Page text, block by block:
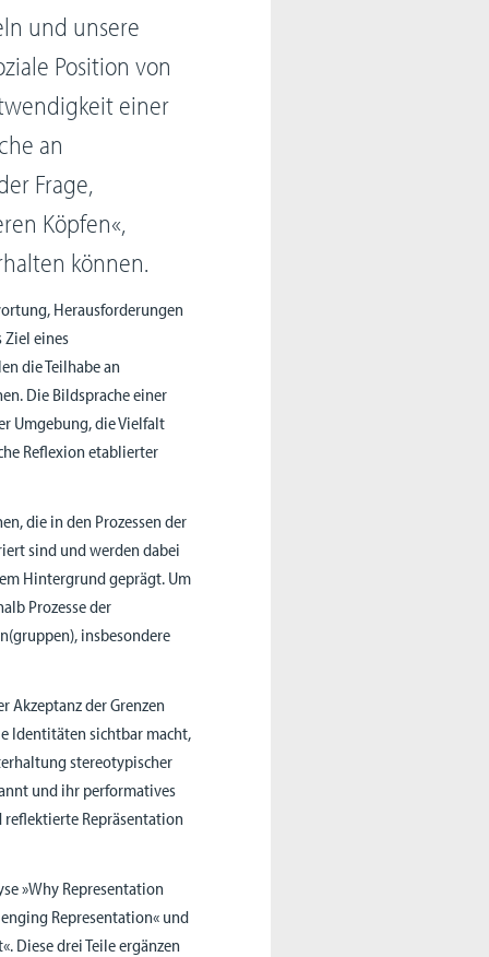
und unsere
Position von
einer
an
Frage,
Köpfen«,
können.
Herausforderungen
Ziel eines
die Teilhabe an
Die Bildsprache einer
Umgebung, die Vielfalt
Reflexion etablierter
die in den Prozessen der
sind und werden dabei
Hintergrund geprägt. Um
Prozesse der
insbesondere
Akzeptanz der Grenzen
Identitäten sichtbar macht,
stereotypischer
und ihr performatives
reflektierte Repräsentation
»Why Representation
Representation« und
Diese drei Teile ergänzen